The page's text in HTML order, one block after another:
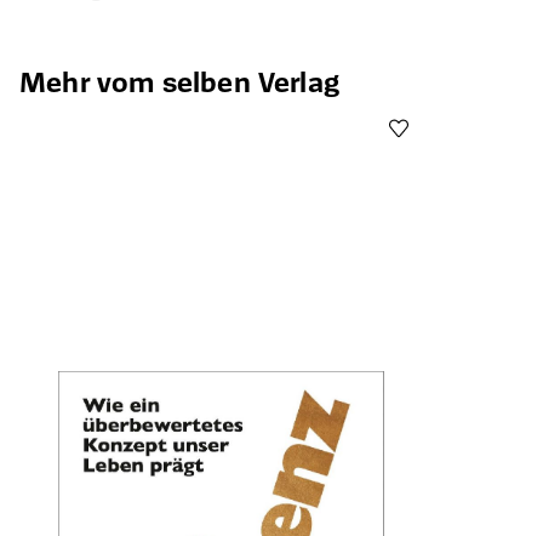
Produktgalerie überspringen
Mehr vom selben Verlag